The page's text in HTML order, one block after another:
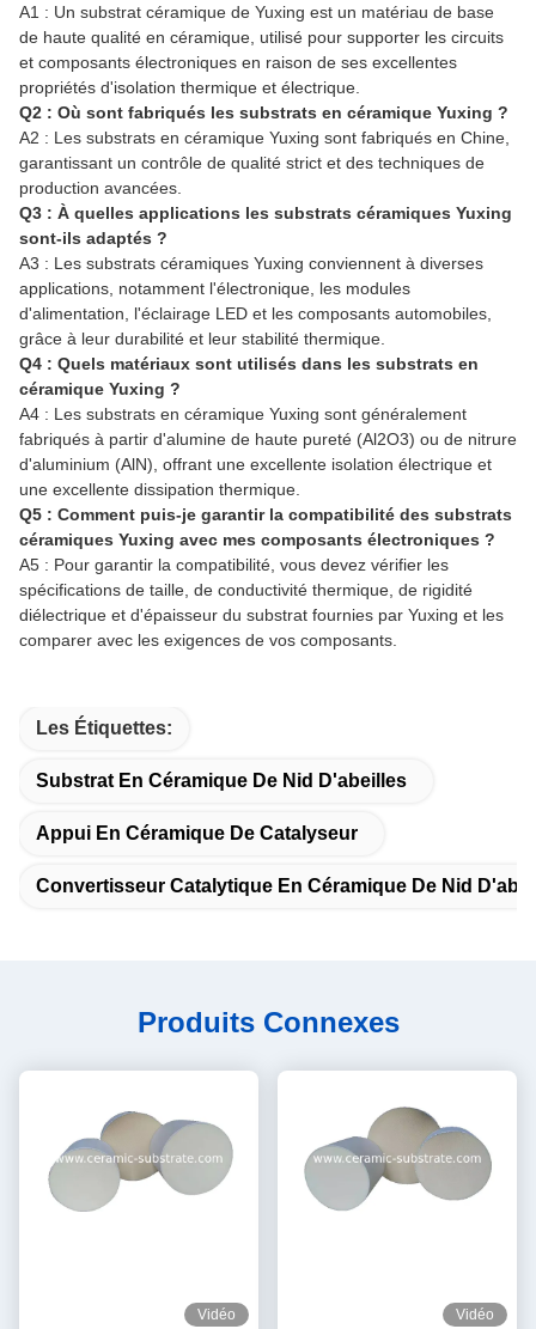
A1 : Un substrat céramique de Yuxing est un matériau de base
de haute qualité en céramique, utilisé pour supporter les circuits
et composants électroniques en raison de ses excellentes
propriétés d'isolation thermique et électrique.
Q2 : Où sont fabriqués les substrats en céramique Yuxing ?
A2 : Les substrats en céramique Yuxing sont fabriqués en Chine,
garantissant un contrôle de qualité strict et des techniques de
production avancées.
Q3 : À quelles applications les substrats céramiques Yuxing
sont-ils adaptés ?
A3 : Les substrats céramiques Yuxing conviennent à diverses
applications, notamment l'électronique, les modules
d'alimentation, l'éclairage LED et les composants automobiles,
grâce à leur durabilité et leur stabilité thermique.
Q4 : Quels matériaux sont utilisés dans les substrats en
céramique Yuxing ?
A4 : Les substrats en céramique Yuxing sont généralement
fabriqués à partir d'alumine de haute pureté (Al2O3) ou de nitrure
d'aluminium (AlN), offrant une excellente isolation électrique et
une excellente dissipation thermique.
Q5 : Comment puis-je garantir la compatibilité des substrats
céramiques Yuxing avec mes composants électroniques ?
A5 : Pour garantir la compatibilité, vous devez vérifier les
spécifications de taille, de conductivité thermique, de rigidité
diélectrique et d'épaisseur du substrat fournies par Yuxing et les
comparer avec les exigences de vos composants.
Les Étiquettes:
Substrat En Céramique De Nid D'abeilles
Appui En Céramique De Catalyseur
Convertisseur Catalytique En Céramique De Nid
Produits Connexes
Vidéo Vidéo